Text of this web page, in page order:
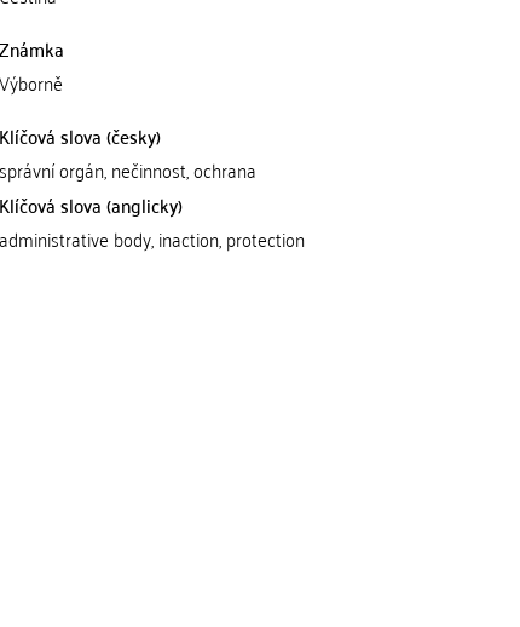
Známka
Výborně
Klíčová slova (česky)
správní orgán, nečinnost, ochrana
Klíčová slova (anglicky)
administrative body, inaction, protection